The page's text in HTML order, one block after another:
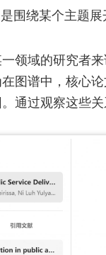
围绕某个主题
领域的研究者
图谱中，核心
通过观察这些